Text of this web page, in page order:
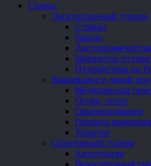
Статьи
Экскурсионный туризм
Страны
Города
Маршруты
Путешествия по
Выживание в дикой
Медицинская
Огонь, тепло
Ориентирование
Правила
Укрытие
Спортивный туризм
Автотуризм
Велосипедный